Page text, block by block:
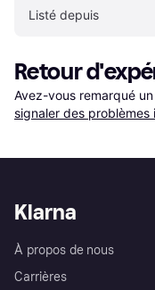
Listé depuis
Retour
Avez-vous remarqué
signaler des problèmes
Klarna
À propos de nous
Carrières